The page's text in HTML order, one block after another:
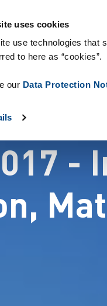
uses cookies
use technologies that
to here as “cookies”.
our Data Protection
Technologie i materiały
-